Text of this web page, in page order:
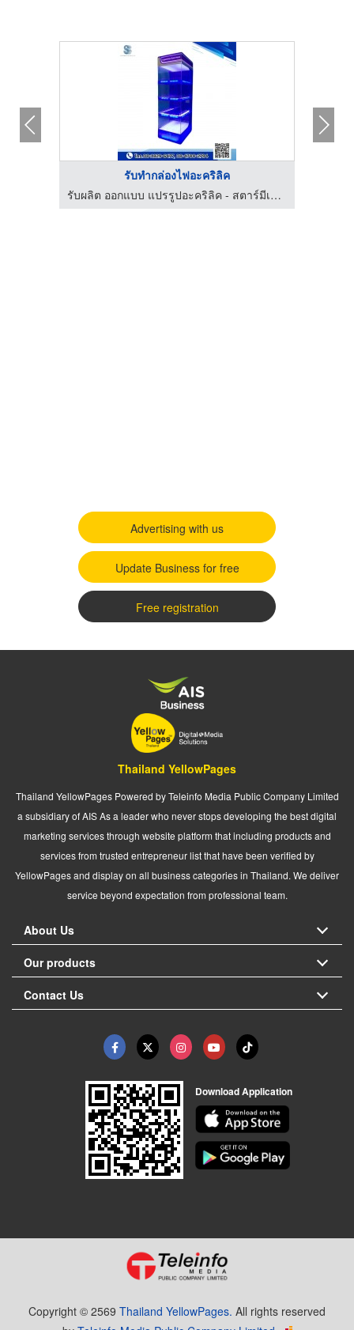
รับทำกล่องไฟอะคริลิค
รับผลิต ออกแบบ แปรรูปอะคริลิค - สตาร์มีเดียเฮาส์
Advertising with us
Update Business for free
Free registration
Thailand YellowPages
Thailand YellowPages Powered by Teleinfo Media Public Company Limited
a subsidiary of AIS As a leader who never stops developing the best digital
marketing services through website platform that including products and
services from trusted entrepreneur list that have been verified by
YellowPages and display on all business categories in Thailand. We deliver
service beyond expectation from professional team.
About Us
Our products
Contact Us
Download Application
Copyright © 2569 Thailand YellowPages. All rights reserved